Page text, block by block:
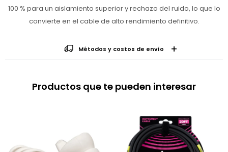
100 % para un aislamiento superior y rechazo del ruido, lo que lo
convierte en el cable de alto rendimiento definitivo.
Métodos y costos de envío
Productos que te pueden interesar